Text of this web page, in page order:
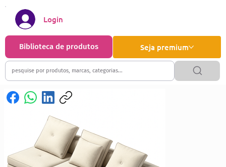
Seja premium
Biblioteca de produtos
Login